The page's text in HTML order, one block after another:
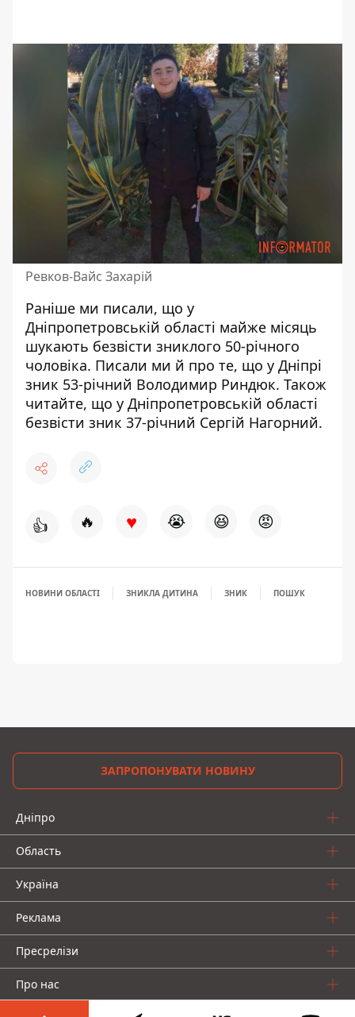
Ревков-Вайс Захарій
Раніше ми писали, що у
Дніпропетровській області майже місяць
шукають безвісти зниклого 50-річного
чоловіка. Писали ми й про те, що у Дніпрі
зник 53-річний Володимир Риндюк. Також
читайте, що у Дніпропетровській області
безвісти зник 37-річний Сергій Нагорний.
👍 🔥 ♥ 😭 😆 😡
НОВИНИ ОБЛАСТІ ЗНИКЛА ДИТИНА ЗНИК ПОШУК
ЗАПРОПОНУВАТИ НОВИНУ
Дніпро
Область
Україна
Реклама
Пресрелізи
Про нас